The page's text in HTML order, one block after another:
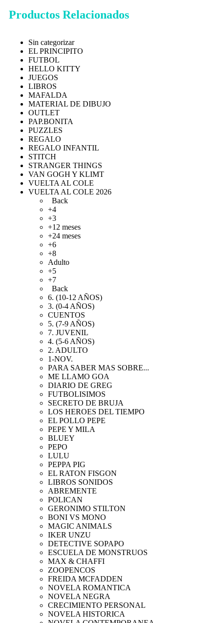
Productos Relacionados
Sin categorizar
EL PRINCIPITO
FUTBOL
HELLO KITTY
JUEGOS
LIBROS
MAFALDA
MATERIAL DE DIBUJO
OUTLET
PAP.BONITA
PUZZLES
REGALO
REGALO INFANTIL
STITCH
STRANGER THINGS
VAN GOGH Y KLIMT
VUELTA AL COLE
VUELTA AL COLE 2026
Back
+4
+3
+12 meses
+24 meses
+6
+8
Adulto
+5
+7
Back
6. (10-12 AÑOS)
3. (0-4 AÑOS)
CUENTOS
5. (7-9 AÑOS)
7. JUVENIL
4. (5-6 AÑOS)
2. ADULTO
1-NOV.
PARA SABER MAS SOBRE...
ME LLAMO GOA
DIARIO DE GREG
FUTBOLISIMOS
SECRETO DE BRUJA
LOS HEROES DEL TIEMPO
EL POLLO PEPE
PEPE Y MILA
BLUEY
PEPO
LULU
PEPPA PIG
EL RATON FISGON
LIBROS SONIDOS
ABREMENTE
POLICAN
GERONIMO STILTON
BONI VS MONO
MAGIC ANIMALS
IKER UNZU
DETECTIVE SOPAPO
ESCUELA DE MONSTRUOS
MAX & CHAFFI
ZOOPENCOS
FREIDA MCFADDEN
NOVELA ROMANTICA
NOVELA NEGRA
CRECIMIENTO PERSONAL
NOVELA HISTORICA